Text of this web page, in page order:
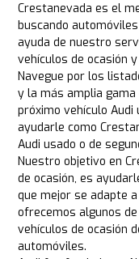
Crestanevada es el
buscando
ayuda de nuestro
vehículos de ocasión
Navegue por los
y la más amplia
próximo vehículo Audi
ayudarle como
Audi usado o de
Nuestro objetivo en
de ocasión, es
que mejor se adapte
ofrecemos algunos
vehículos de ocasión
automóviles.